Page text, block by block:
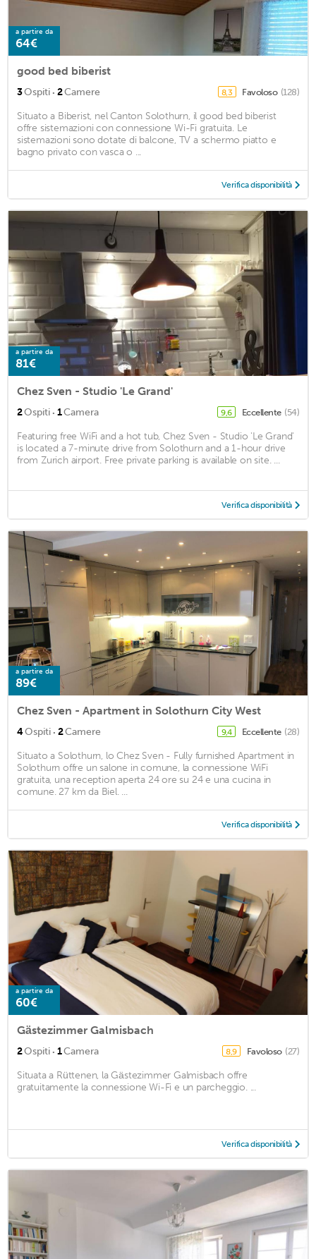
a partire da
64€
good bed biberist
3Ospiti · 2Camere 8,3 Favoloso (128)
Situato a Biberist, nel Canton Solothurn, il good bed biberist
offre sistemazioni con connessione Wi-Fi gratuita. Le
sistemazioni sono dotate di balcone, TV a schermo piatto e
bagno privato con vasca o ...
Verifica disponibilità
a partire da
81€
Chez Sven - Studio 'Le Grand'
2Ospiti · 1Camera 9,6 Eccellente (54)
Featuring free WiFi and a hot tub, Chez Sven - Studio 'Le Grand'
is located a 7-minute drive from Solothurn and a 1-hour drive
from Zurich airport. Free private parking is available on site. ...
Verifica disponibilità
a partire da
89€
Chez Sven - Apartment in Solothurn City West
4Ospiti · 2Camere 9,4 Eccellente (28)
Situato a Solothurn, lo Chez Sven - Fully furnished Apartment in
Solothurn offre un salone in comune, la connessione WiFi
gratuita, una reception aperta 24 ore su 24 e una cucina in
comune. 27 km da Biel. ...
Verifica disponibilità
a partire da
60€
Gästezimmer Galmisbach
2Ospiti · 1Camera 8,9 Favoloso (27)
Situata a Rüttenen, la Gästezimmer Galmisbach offre
gratuitamente la connessione Wi-Fi e un parcheggio. ...
Verifica disponibilità